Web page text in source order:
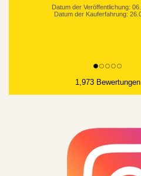
1,973 Bewertungen